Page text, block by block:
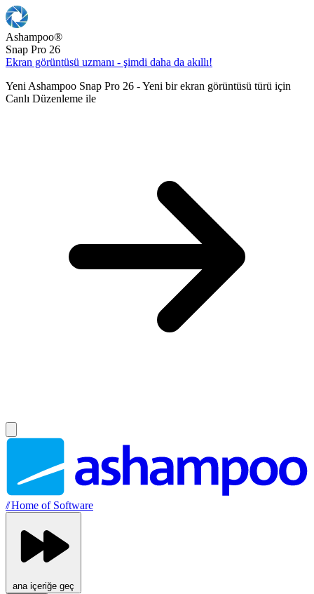
Ashampoo®
Snap Pro 26
Ekran görüntüsü uzmanı - şimdi daha da akıllı!
Yeni Ashampoo Snap Pro 26 - Yeni bir ekran görüntüsü türü için
Canlı Düzenleme ile
//Home of Software
ana içeriğe geç